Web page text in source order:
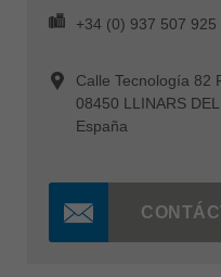
+34 (0) 937 507 925
Calle Tecnología 82
08450 LLINARS
España